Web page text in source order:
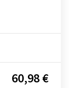
60,98 €